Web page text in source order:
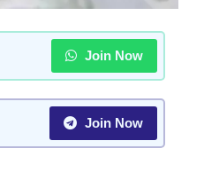
Join Now
Join Now